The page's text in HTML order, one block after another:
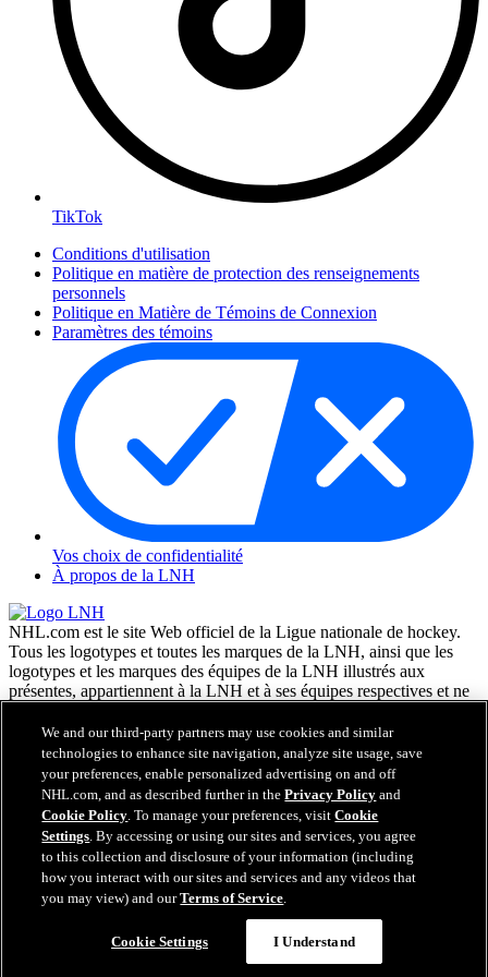
TikTok
Conditions d'utilisation
Politique en matière de protection des renseignements
personnels
Politique en Matière de Témoins de Connexion
Paramètres des témoins
Vos choix de confidentialité
À propos de la LNH
NHL.com est le site Web officiel de la Ligue nationale de hockey.
Tous les logotypes et toutes les marques de la LNH, ainsi que les
logotypes et les marques des équipes de la LNH illustrés aux
présentes, appartiennent à la LNH et à ses équipes respectives et ne
Enterprises, L.P. © LNH 2026. Tous droits réservés. Tous les
chandails d'équipe de la LNH personnalisés avec les noms des
joueurs de la LNH et leurs numéros sont officiellement sous license
de la LNH et de l'AJLNH. Le mot servant de marque Zamboni et la
configuration de la surfaceuse Zamboni sont des marques de
commerce déposées de Frank J. Zamboni & Co., Inc. © Frank J.
Zamboni & Co., Inc. 2026. Tous droits réservés. Toute autre marque
déposée ou tout droit d'auteur d'une tierce partie sont la propriété de
leurs auteurs respectifs. Tous droits réservés.
We and our third-party partners may use cookies and similar
technologies to enhance site navigation, analyze site usage, save
your preferences, enable personalized advertising on and off
NHL.com, and as described further in thePrivacy Policy and
Cookie Policy. To manage your preferences, visitCookie
Settings. By accessing or using our sites and services, you agree
to this collection and disclosure of your information (including
how you interact with our sites and services and any videos that
you may view) and ourTerms of Service.
Cookie Settings I Understand